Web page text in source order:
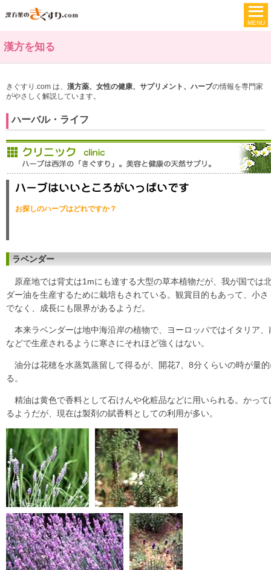
漢方を知る
きぐすり.com は、 漢方薬、女性の健康、サプリメント、ハーブの情報を専門家
がやさしく解説しています。
ハーバル・ライフ
お探しのハーブはどれですか？
ラベンダー
原産地では背丈は1mにも達する大型の草本植物だが、我が国では
ダー油を生産するために栽培もされている。観賞目的もあって、小
でなく、成長にも限界があるようだ。
本来ラベンダーは地中海沿岸の植物で、ヨーロッパではイタリア
などで生産されるように寒さにそれほど強くはない。
油分は花穂を水蒸気蒸留して得るが、開花7、8分くらいの時が量
る。
精油は黄色で香料として石けんや化粧品などに用いられる。かっ
るようだが、現在は製剤の賦香料としての利用が多い。